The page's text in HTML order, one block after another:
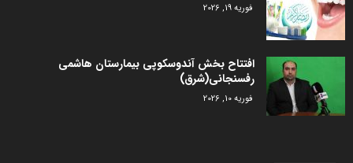
فوریه 19, 2026
افتتاح بخش آندوسکوپی بیمارستان هاشمی
رفسنجانی(شرق)
فوریه 10, 2026